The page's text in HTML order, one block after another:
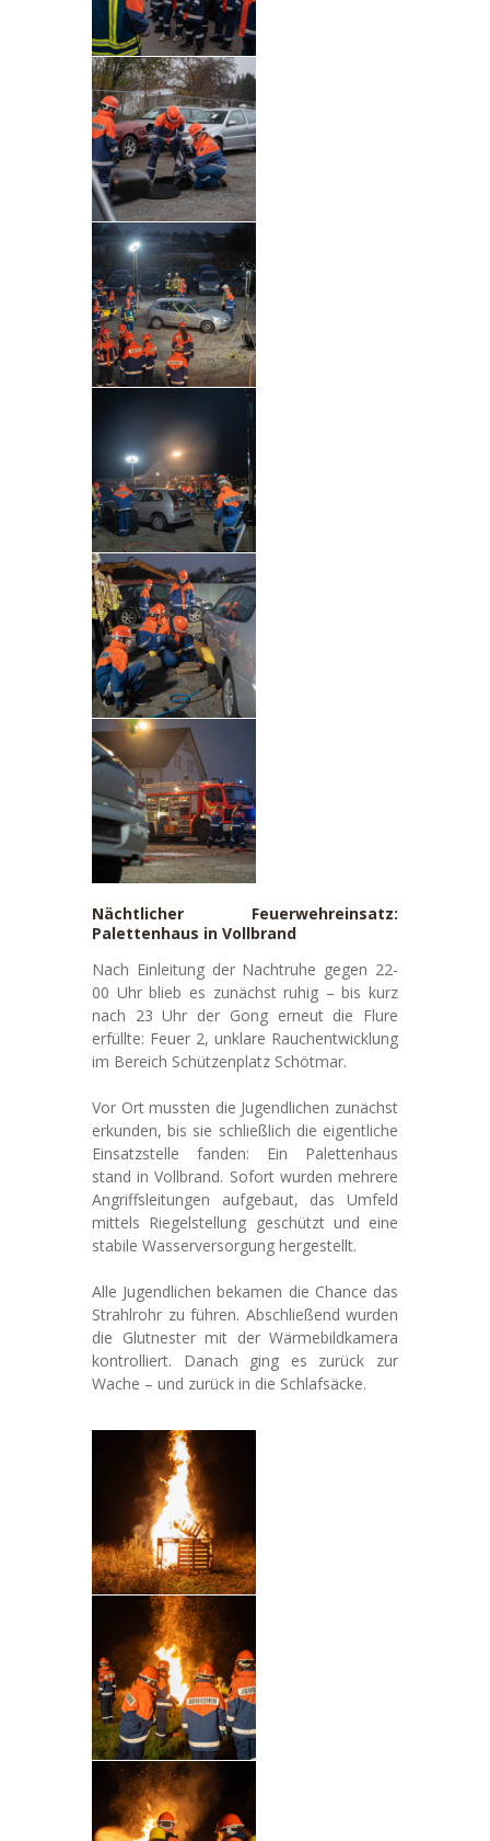
Nächtlicher Feuerwehreinsatz:
Palettenhaus in Vollbrand
Nach Einleitung der Nachtruhe gegen 22-
00 Uhr blieb es zunächst ruhig – bis kurz
nach 23 Uhr der Gong erneut die Flure
erfüllte: Feuer 2, unklare Rauchentwicklung
im Bereich Schützenplatz Schötmar.
Vor Ort mussten die Jugendlichen zunächst
erkunden, bis sie schließlich die eigentliche
Einsatzstelle fanden: Ein Palettenhaus
stand in Vollbrand. Sofort wurden mehrere
Angriffsleitungen aufgebaut, das Umfeld
mittels Riegelstellung geschützt und eine
stabile Wasserversorgung hergestellt.
Alle Jugendlichen bekamen die Chance das
Strahlrohr zu führen. Abschließend wurden
die Glutnester mit der Wärmebildkamera
kontrolliert. Danach ging es zurück zur
Wache – und zurück in die Schlafsäcke.